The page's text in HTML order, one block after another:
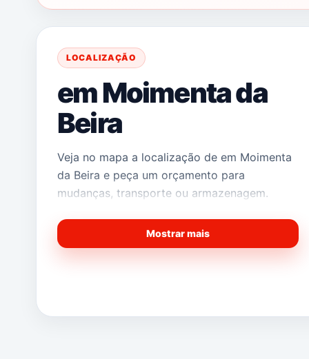
LOCALIZAÇÃO
em Moimenta da
Beira
Veja no mapa a localização de em Moimenta
da Beira e peça um orçamento para
mudanças, transporte ou armazenagem.
Mostrar mais